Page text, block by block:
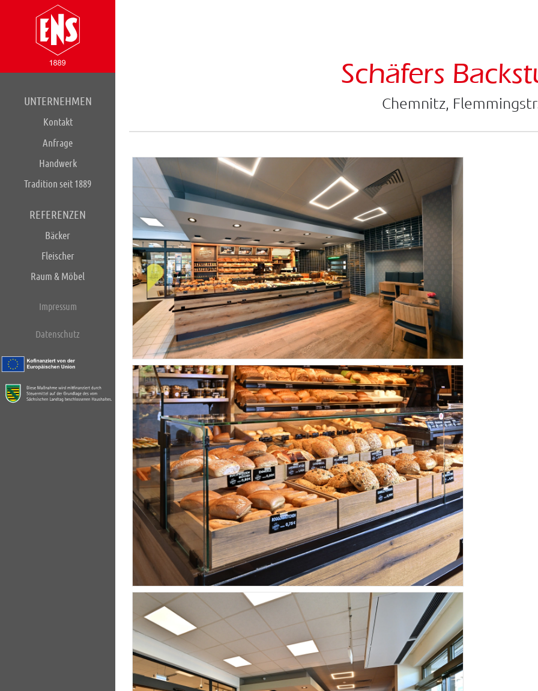
UNTERNEHMEN
Kontakt
Anfrage
Handwerk
Tradition seit 1889
REFERENZEN
Bäcker
Fleischer
Raum & Möbel
Impressum
Datenschutz
Schäfers
Chemnitz,